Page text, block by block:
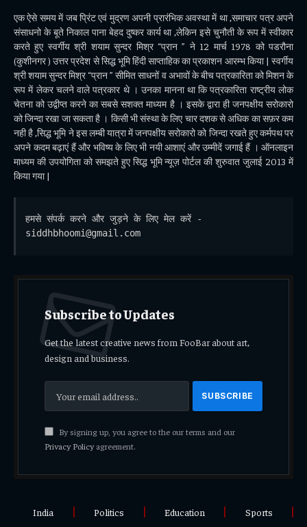
एक ऐसे समय में जब प्रिंट एवं मुद्रण अपनी प्रारंभिक अवस्था में था ,समाचार पत्र अपने
संसाधनो के बूते निकाल पाना बेहद दुष्कर कार्य था ,लेकिन इसे चुनौती के रूप में स्वीकार
करते हुए स्वर्गीय श्री शयाम सुन्दर मिश्र “प्रान ” ने 12 मार्च 1978 को पडरौना
(कुशीनगर ) उत्तर प्रदेश से सिद्ध भूमि हिंदी साप्ताहिक का प्रकाशन आरम्भ किया | स्वर्गीय
श्री शयाम सुन्दर मिश्र “प्रान ” सीमित साधनों व अभावों के बीच पत्रकारिता को मिशन के
रूप में लेकर चलने वाले पत्रकार थे । उनका मानना था कि पत्रकारिता राष्ट्रीय लोक
चेतना को उद्वीप्त करने का सबसे सशक्त माध्यम है । इसके द्वारा ही जनपक्षीय सरोकारो
को जिन्दा रखा जा सकता है । किसी भी संस्था के लिए चार दशक से अधिक का सफ़र कम
नही है ,सिद्ध भूमि ने इस लम्बी यात्रा में जनपक्षीय सरोकारो को जिन्दा रखते हुए कर्मपथ पर
अपने कदम बढ़ाएं हैं और भविष्य के लिए भी नयी आशाएं और उम्मीदें जगाई हैं । ऑनलाइन
माध्यम की उपयोगिता को समझते हुए सिद्ध भूमि न्यूज़ पोर्टल की शुरुवात जुलाई 2013 में
किया गया |
हमसे संपर्क करने और जुड़ने के लिए मेल करें -
siddhbhoomi@gmail.com
Subscribe to Updates
Get the latest creative news from FooBar about art,
design and business.
By signing up, you agree to the our terms and our
Privacy Policyagreement.
India Politics Education Sports